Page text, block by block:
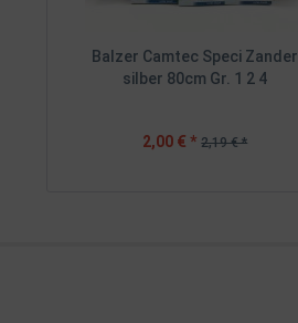
Balzer Camtec Speci Zander
silber 80cm Gr. 1 2 4
2,00 € * 2,19 € *